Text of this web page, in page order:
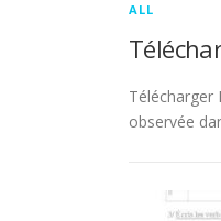
ALL
Télécharger
observée